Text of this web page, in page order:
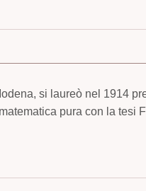
si laureò nel 1914
pura con la